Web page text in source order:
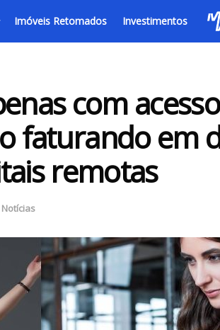
Imóveis Retomados Investimentos
com
faturando em
remotas
Notícias